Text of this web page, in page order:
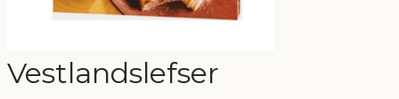
Vestlandslefser